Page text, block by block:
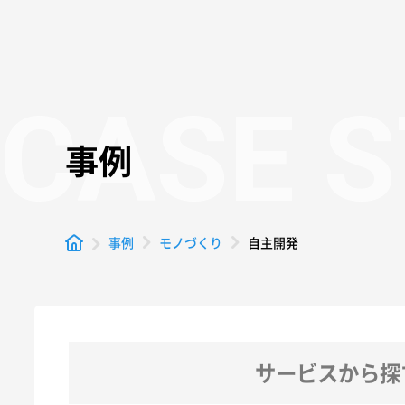
CASE
事例
事例 モノづくり 自主開発
サービスから